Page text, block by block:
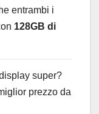
entrambi i
128GB di
super?
prezzo da